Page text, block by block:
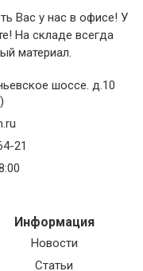
Вас у нас в офисе! У
На складе всегда
материал.
шоссе. д.10
21
Информация
Новости
Статьи